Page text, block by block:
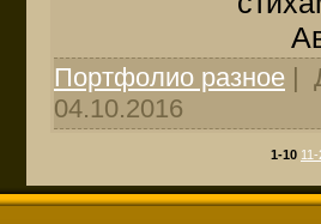
Портфолио разное |
04.10.2016
1-10